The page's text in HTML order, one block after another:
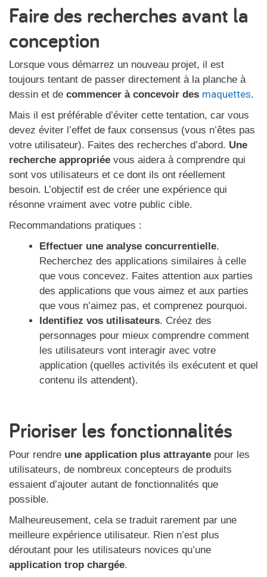
Faire des recherches avant la
conception
Lorsque vous démarrez un nouveau projet, il est
toujours tentant de passer directement à la planche à
dessin et de commencer à concevoir des maquettes.
Mais il est préférable d’éviter cette tentation, car vous
devez éviter l’effet de faux consensus (vous n’êtes pas
votre utilisateur). Faites des recherches d’abord. Une
recherche appropriée vous aidera à comprendre qui
sont vos utilisateurs et ce dont ils ont réellement
besoin. L’objectif est de créer une expérience qui
résonne vraiment avec votre public cible.
Recommandations pratiques :
Effectuer une analyse concurrentielle.
Recherchez des applications similaires à celle
que vous concevez. Faites attention aux parties
des applications que vous aimez et aux parties
que vous n’aimez pas, et comprenez pourquoi.
Identifiez vos utilisateurs. Créez des
personnages pour mieux comprendre comment
les utilisateurs vont interagir avec votre
application (quelles activités ils exécutent et quel
contenu ils attendent).
Prioriser les fonctionnalités
Pour rendre une application plus attrayante pour les
utilisateurs, de nombreux concepteurs de produits
essaient d’ajouter autant de fonctionnalités que
possible.
Malheureusement, cela se traduit rarement par une
meilleure expérience utilisateur. Rien n’est plus
déroutant pour les utilisateurs novices qu’une
application trop chargée.